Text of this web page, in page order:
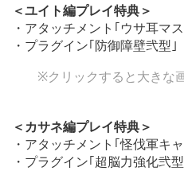
＜ユイト編プレイ特典＞
・アタッチメント｢ウサ耳マ
・プラグイン｢防御障壁弐型｣
※クリックすると大きな
＜カサネ編プレイ特典＞
・アタッチメント｢怪伐軍キ
・プラグイン｢超脳力強化弐